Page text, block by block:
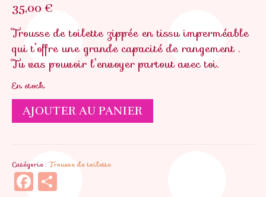
35,00 €
Trousse de toilette zippée en tissu imperméable
qui t’offre une grande capacité de rangement .
Tu vas pouvoir l’envoyer partout avec toi.
En stock
quantité
de
toilette
Lavande
AJOUTER AU PANIER
Catégorie :Trousse de toilette
Facebook